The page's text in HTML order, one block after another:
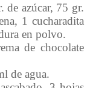
de azúcar, 75 gr.
1 cucharadita
en polvo.
de chocolate
de agua.